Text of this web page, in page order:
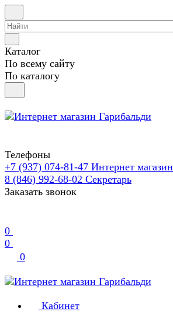
Каталог
По всему сайту
По каталогу
Телефоны
+7 (937) 074-81-47 Интернет магазин
8 (846) 992-68-02 Секретарь
Заказать звонок
0
0
0
Кабинет